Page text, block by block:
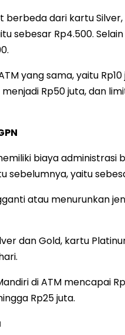
berbeda dari kartu
sebesar Rp4.500.
yang sama, yaitu
Rp50 juta, dan
biaya administrasi
sebelumnya, yaitu
atau menurunkan
dan Gold, kartu
di ATM mencapai
Rp25 juta.